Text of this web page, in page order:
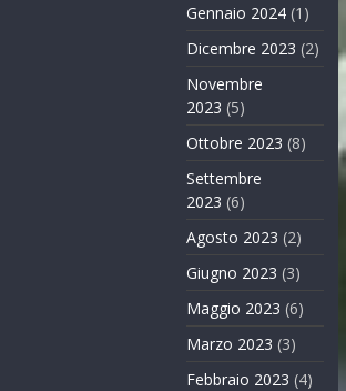
Gennaio 2024 (1)
Dicembre 2023 (2)
Novembre
2023 (5)
Ottobre 2023 (8)
Settembre
2023 (6)
Agosto 2023 (2)
Giugno 2023 (3)
Maggio 2023 (6)
Marzo 2023 (3)
Febbraio 2023 (4)